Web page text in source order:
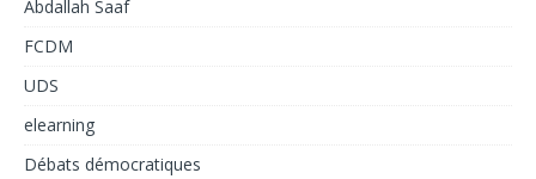
Abdallah Saaf
FCDM
UDS
elearning
Débats démocratiques